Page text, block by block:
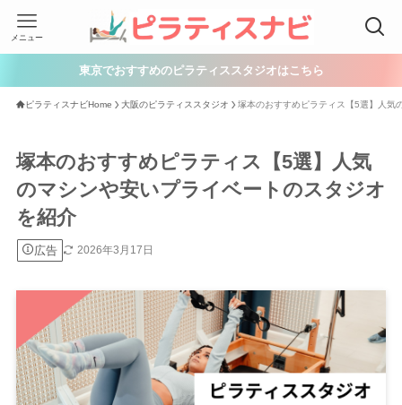
メニュー
東京でおすすめのピラティススタジオはこちら
ピラティスナビHome 大阪のピラティススタジオ 塚本のおすすめピラティス【5選】人気
塚本のおすすめピラティス【5選】人気
のマシンや安いプライベートのスタジオ
を紹介
広告 2026年3月17日